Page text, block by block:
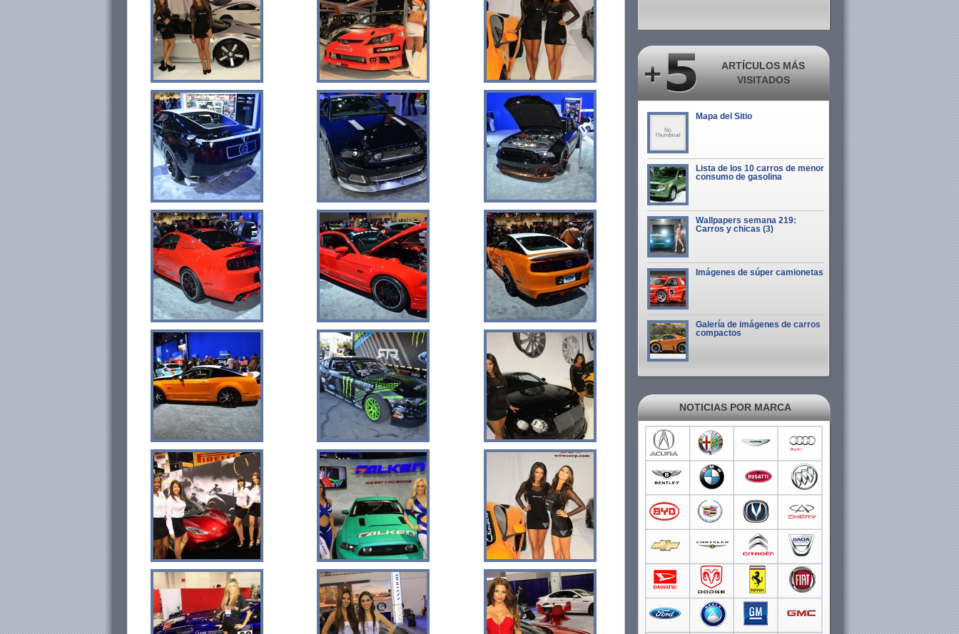
ARTÍCULOS MÁS
VISITADOS
Mapa del Sitio
Lista de los 10 carros de menor
consumo de gasolina
Wallpapers semana 219:
Carros y chicas (3)
Imágenes de súper camionetas
Galería de imágenes de carros
compactos
NOTICIAS POR MARCA